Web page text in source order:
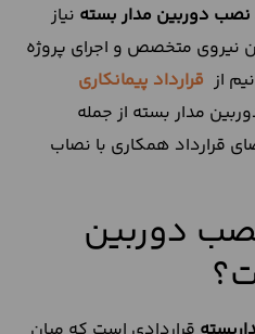
نصب دوربین مدار بسته نیاز
نیروی متخصص و اجرای پروژه
از قرارداد پیمانکاری
مدار بسته از جمله
قرارداد همکاری با نصاب
دوربین